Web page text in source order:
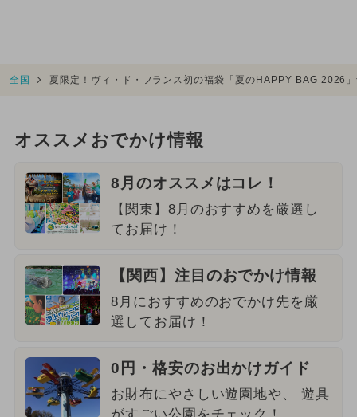
全国 夏限定！ヴィ・ド・フランス初の福袋「夏のHAPPY BAG 2026
オススメおでかけ情報
8月のオススメはコレ！
【関東】8月のおすすめを厳選し
てお届け！
【関西】注目のおでかけ情報
8月におすすめのおでかけ先を厳
選してお届け！
0円・格安のお出かけガイド
お財布にやさしい遊園地や、 遊具